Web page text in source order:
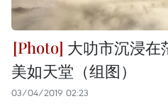
大叻市沉浸在
美如天堂（组图）
03/04/2019 02:23